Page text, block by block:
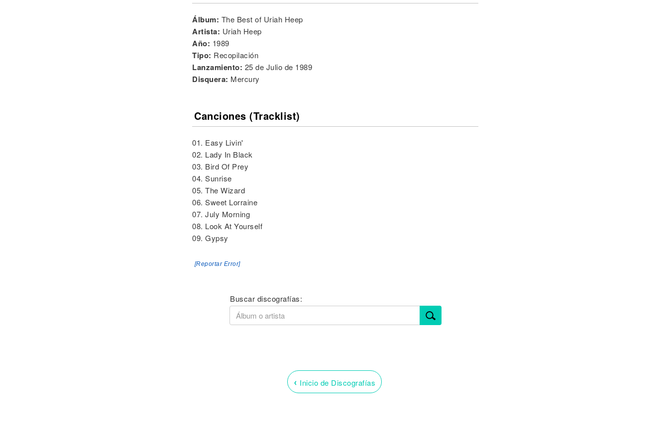
Álbum: The Best of Uriah Heep
Artista: Uriah Heep
Año: 1989
Tipo: Recopilación
Lanzamiento: 25 de Julio de 1989
Disquera: Mercury
Canciones (Tracklist)
01. Easy Livin'
02. Lady In Black
03. Bird Of Prey
04. Sunrise
05. The Wizard
06. Sweet Lorraine
07. July Morning
08. Look At Yourself
09. Gypsy
[Reportar Error]
Buscar discografías:
‹ Inicio de Discografías